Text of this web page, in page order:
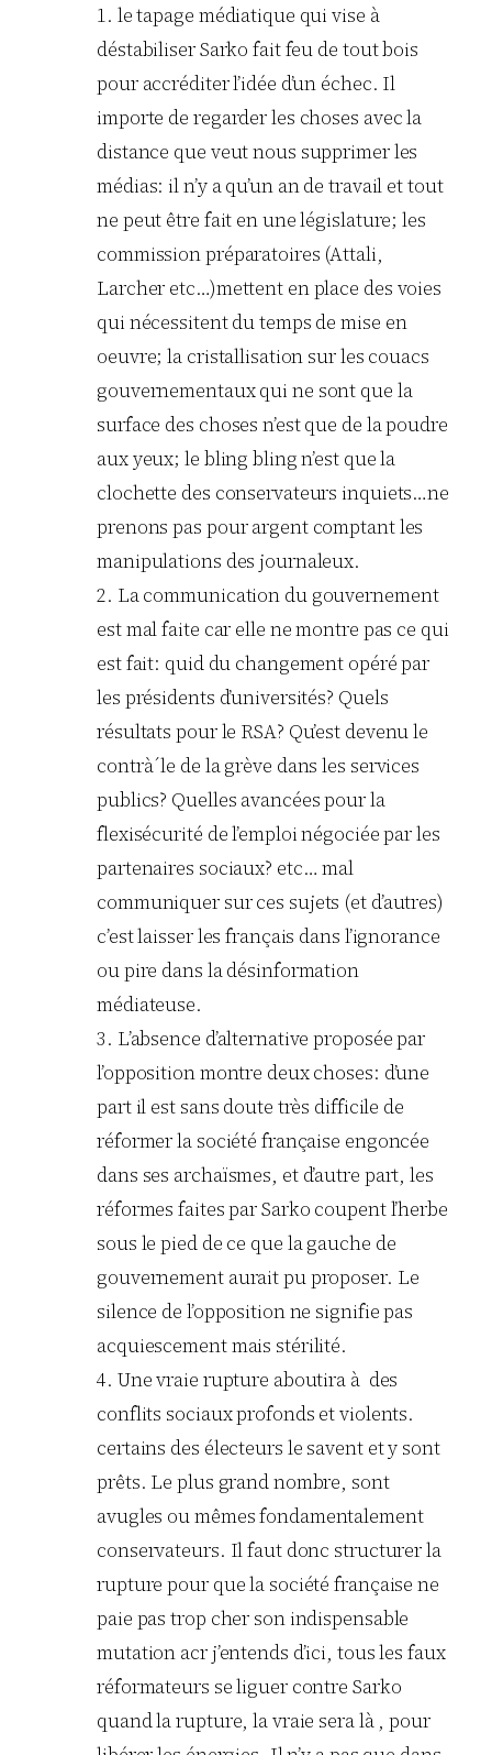
1. le tapage médiatique qui vise à
déstabiliser Sarko fait feu de tout bois
pour accréditer l’idée d’un échec. Il
importe de regarder les choses avec la
distance que veut nous supprimer les
médias: il n’y a qu’un an de travail et tout
ne peut être fait en une législature; les
commission préparatoires (Attali,
Larcher etc…)mettent en place des voies
qui nécessitent du temps de mise en
oeuvre; la cristallisation sur les couacs
gouvernementaux qui ne sont que la
surface des choses n’est que de la poudre
aux yeux; le bling bling n’est que la
clochette des conservateurs inquiets…ne
prenons pas pour argent comptant les
manipulations des journaleux.
2. La communication du gouvernement
est mal faite car elle ne montre pas ce qui
est fait: quid du changement opéré par
les présidents d’universités? Quels
résultats pour le RSA? Qu’est devenu le
contrà´le de la grève dans les services
publics? Quelles avancées pour la
flexisécurité de l’emploi négociée par les
partenaires sociaux? etc… mal
communiquer sur ces sujets (et d’autres)
c’est laisser les français dans l’ignorance
ou pire dans la désinformation
médiateuse.
3. L’absence d’alternative proposée par
l’opposition montre deux choses: d’une
part il est sans doute très difficile de
réformer la société française engoncée
dans ses archaïsmes, et d’autre part, les
réformes faites par Sarko coupent l’herbe
sous le pied de ce que la gauche de
gouvernement aurait pu proposer. Le
silence de l’opposition ne signifie pas
acquiescement mais stérilité.
4. Une vraie rupture aboutira à des
conflits sociaux profonds et violents.
certains des électeurs le savent et y sont
prêts. Le plus grand nombre, sont
avugles ou mêmes fondamentalement
conservateurs. Il faut donc structurer la
rupture pour que la société française ne
paie pas trop cher son indispensable
mutation acr j’entends d’ici, tous les faux
réformateurs se liguer contre Sarko
quand la rupture, la vraie sera là , pour